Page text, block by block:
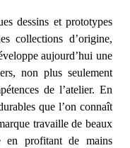
dessins et prototypes
collections d’origine,
aujourd’hui une
non plus seulement
de l’atelier. En
que l’on connaît
travaille de beaux
profitant de mains